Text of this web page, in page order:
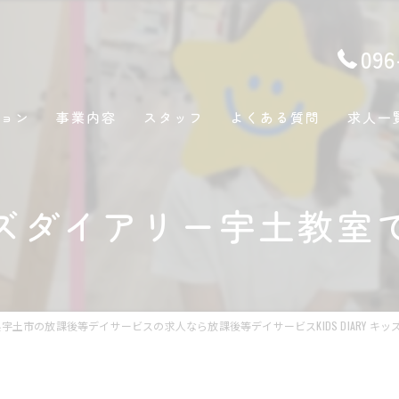
ン 事業内容 スタッフ よくある質問 求人一
ダイアリー宇土教室
土市の放課後等デイサービスの求人なら放課後等デイサービスKIDS DIARY キッ